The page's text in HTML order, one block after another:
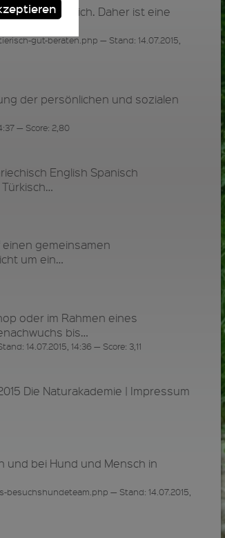
mit sich. Daher ist eine
gut-beraten.php — Stand: 14.07.2015,
der persönlichen und sozialen
— Score: 2,80
English Spanisch
gemeinsamen
um ein…
oder im Rahmen eines
bis…
14.07.2015, 14:36 — Score: 3,11
Die Naturakademie | Impressum
bei Hund und Mensch in
besuchshundeteam.php — Stand: 14.07.2015,